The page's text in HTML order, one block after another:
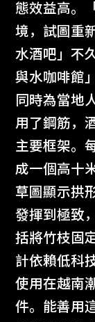
態效益高。
境，試圖重
水酒吧」不
與水咖啡館
同時為當地
用了鋼筋，
主要框架。
成一個高十
草圖顯示拱
發揮到極致
括將竹枝固
計依賴低科
使用在越南
件。能善用